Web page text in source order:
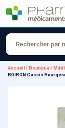
Accueil / Boutique/
BOIRON Cassis